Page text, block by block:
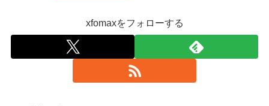
xfomaxをフォローする